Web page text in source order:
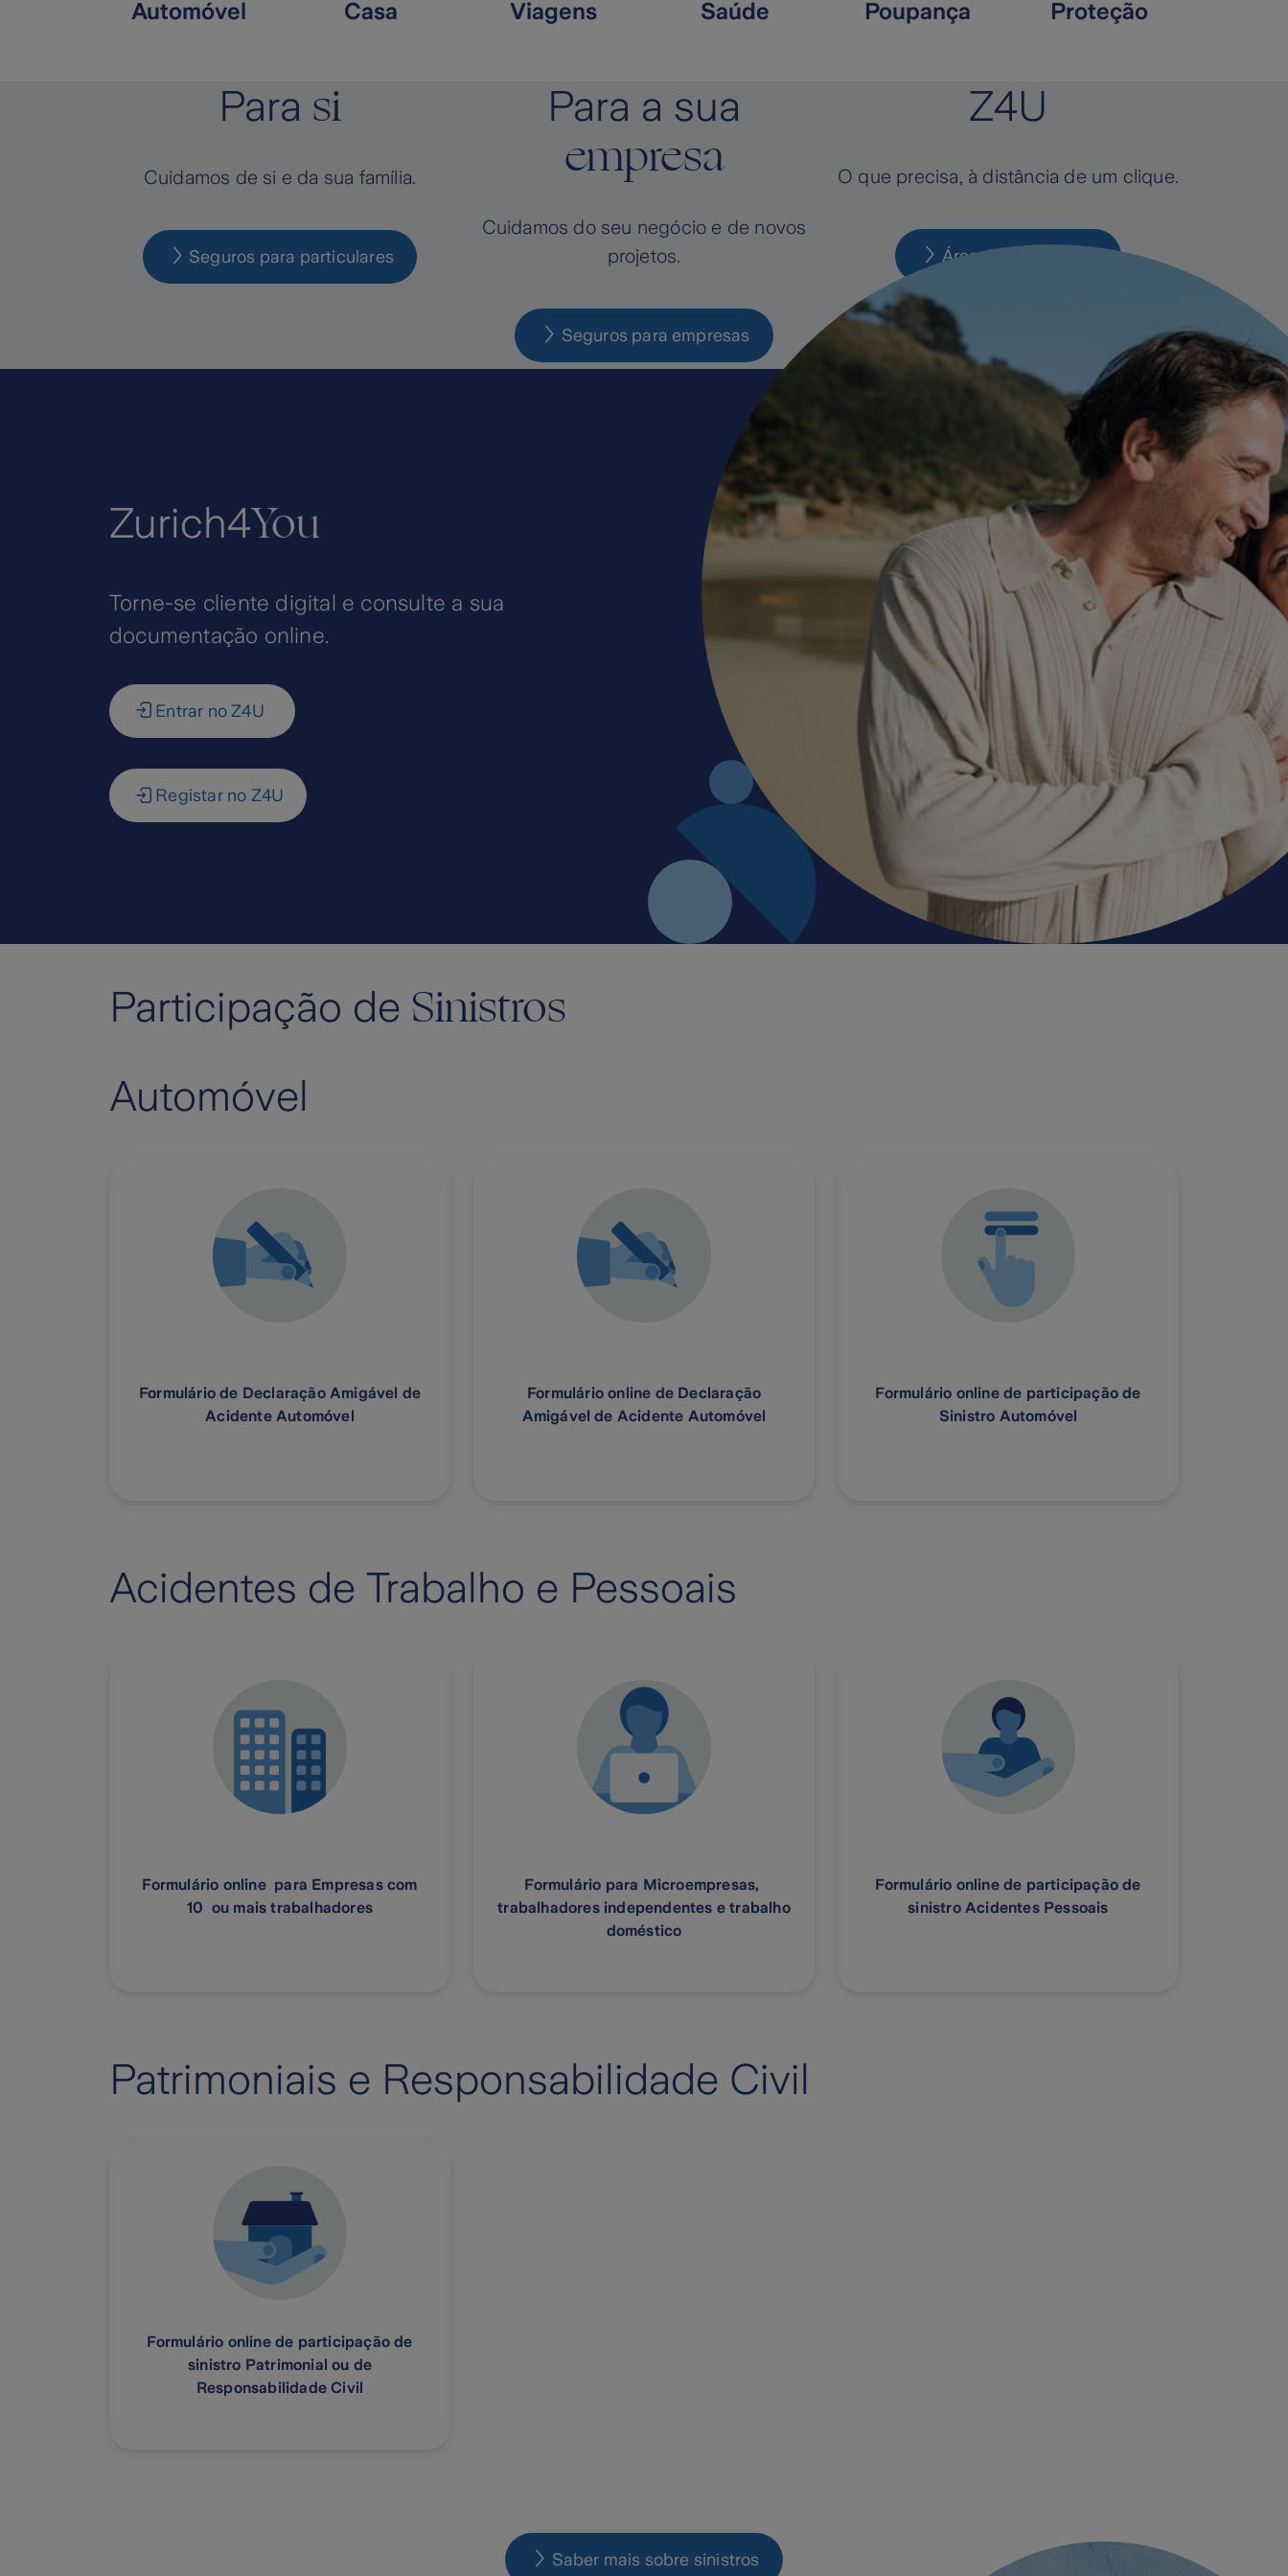
Automóvel Casa Viagens Saúde Poupança Proteção
Para si
Cuidamos de si e da sua família.
Seguros para particulares
Para a sua
empresa
Cuidamos do seu negócio e de novos
projetos.
Seguros para empresas
Z4U
O que precisa, à distância de um clique.
Área de cliente Z4U
Zurich4You
Torne-se cliente digital e consulte a sua
documentação online.
Entrar no Z4U
Registar no Z4U
Participação de Sinistros
Automóvel
Formulário de Declaração Amigável de
Acidente Automóvel
Formulário online de Declaração
Amigável de Acidente Automóvel
Formulário online de participação de
Sinistro Automóvel
Acidentes de Trabalho e Pessoais
Formulário online para Empresas com
10 ou mais trabalhadores
Formulário para Microempresas,
trabalhadores independentes e trabalho
doméstico
Formulário online de participação de
sinistro Acidentes Pessoais
Patrimoniais e Responsabilidade Civil
Formulário online de participação de
sinistro Patrimonial ou de
Responsabilidade Civil
Saber mais sobre sinistros